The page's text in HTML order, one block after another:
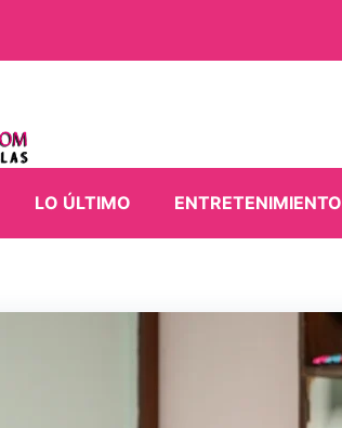
LO ÚLTIMO ENTRETENIMIENTO